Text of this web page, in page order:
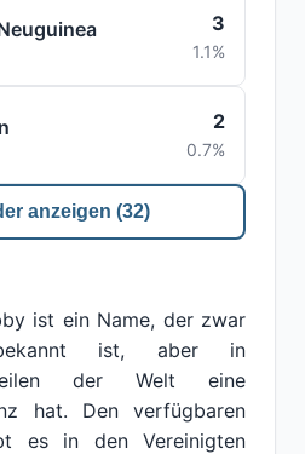
3
1.1%
2
0.7%
anzeigen (32)
ist ein Name, der zwar
ist, aber in
der Welt eine
hat. Den verfügbaren
es in den Vereinigten